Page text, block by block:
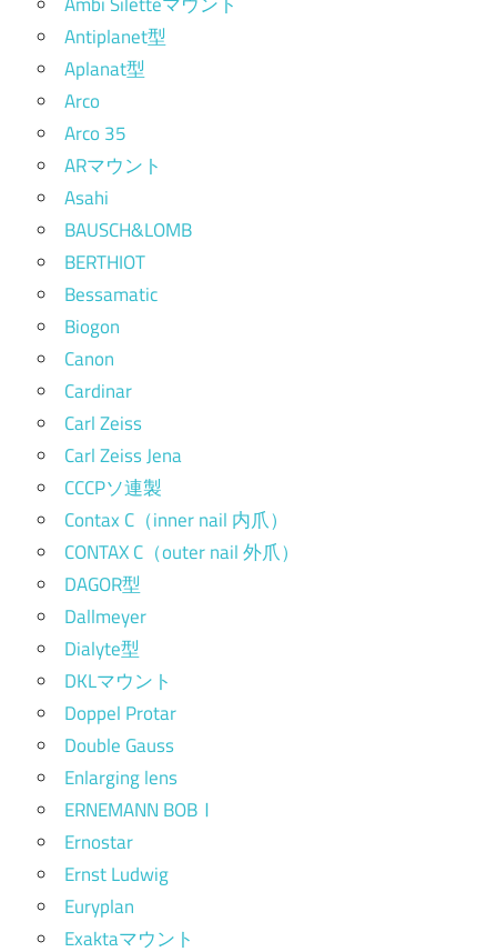
Antiplanet型
Aplanat型
Arco
Arco 35
ARマウント
Asahi
BAUSCH&LOMB
BERTHIOT
Bessamatic
Biogon
Canon
Cardinar
Carl Zeiss
Carl Zeiss Jena
CCCPソ連製
Contax C（inner nail 内爪）
CONTAX C（outer nail 外爪）
DAGOR型
Dallmeyer
Dialyte型
DKLマウント
Doppel Protar
Double Gauss
Enlarging lens
ERNEMANN BOBⅠ
Ernostar
Ernst Ludwig
Euryplan
Exaktaマウント